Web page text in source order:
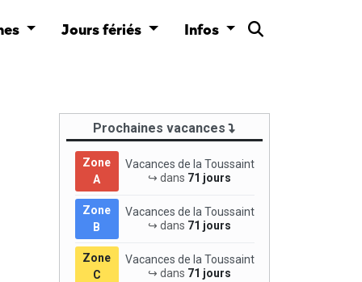
Jours fériés Infos
Prochaines vacances
Zone
A
Vacances de la Toussaint
↪ dans 71 jours
Zone
B
Vacances de la Toussaint
↪ dans 71 jours
Zone
C
Vacances de la Toussaint
↪ dans 71 jours